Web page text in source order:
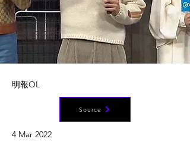
明報OL
Source
4 Mar 2022